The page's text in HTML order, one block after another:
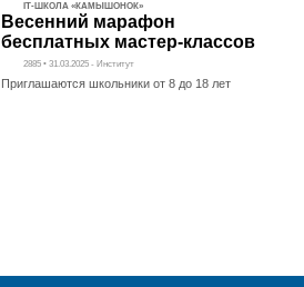
IT-ШКОЛА «КАМЫШОНОК»
Весенний марафон
бесплатных мастер-классов
2885 • 31.03.2025 - Институт
Приглашаются школьники от 8 до 18 лет